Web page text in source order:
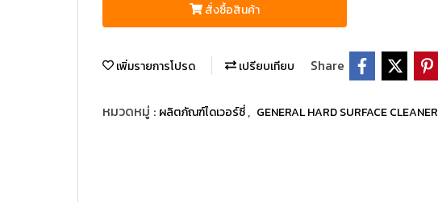
สั่งซื้อสินค้า
เพิ่มรายการโปรด เปรียบเทียบ Share
หมวดหมู่ : ผลิตภัณฑ์ไดเวอร์ซี่, GENERAL HARD SURFACE CLEANER